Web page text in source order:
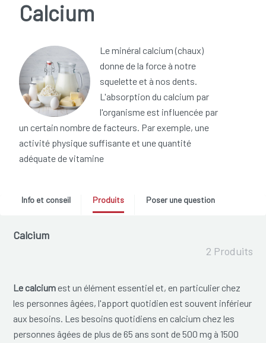
Calcium
Le minéral calcium (chaux)
donne de la force à notre
squelette et à nos dents.
L'absorption du calcium par
l'organisme est influencée par
un certain nombre de facteurs. Par exemple, une
activité physique suffisante et une quantité
adéquate de vitamine
Info et conseil Produits Poser une question
Calcium
2 Produits
Le calciumest un élément essentiel et, en particulier chez
les personnes âgées, l'apport quotidien est souvent inférieur
aux besoins. Les besoins quotidiens en calcium chez les
personnes âgées de plus de 65 ans sont de 500 mg à 1500